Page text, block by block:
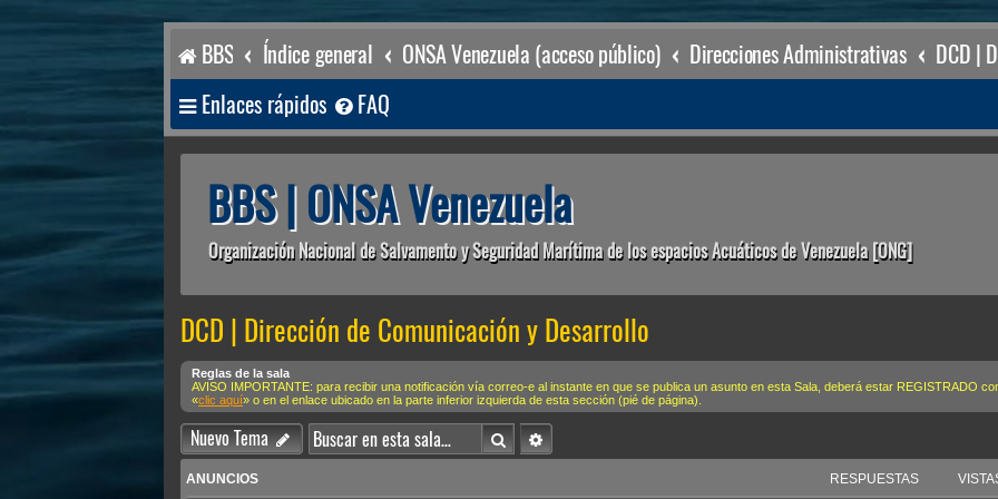
BBS Índice general ONSA Venezuela (acceso público) Direcciones Administrativas
Enlaces rápidos FAQ
BBS | ONSA Venezuela
Organización Nacional de Salvamento y Seguridad Marítima de los espacios Acuáticos de Venezuela [ONG]
DCD | Dirección de Comunicación y Desarrollo
Reglas de la sala
AVISO IMPORTANTE: para recibir una notificación vía correo-e al instante en que se publica un asunto en esta Sala, deberá estar REGISTRADO
«clic aquí» o en el enlace ubicado en la parte inferior izquierda de esta sección (pié de página).
Nuevo Tema BuscarBúsqueda avanzada
ANUNCIOS RESPUESTAS